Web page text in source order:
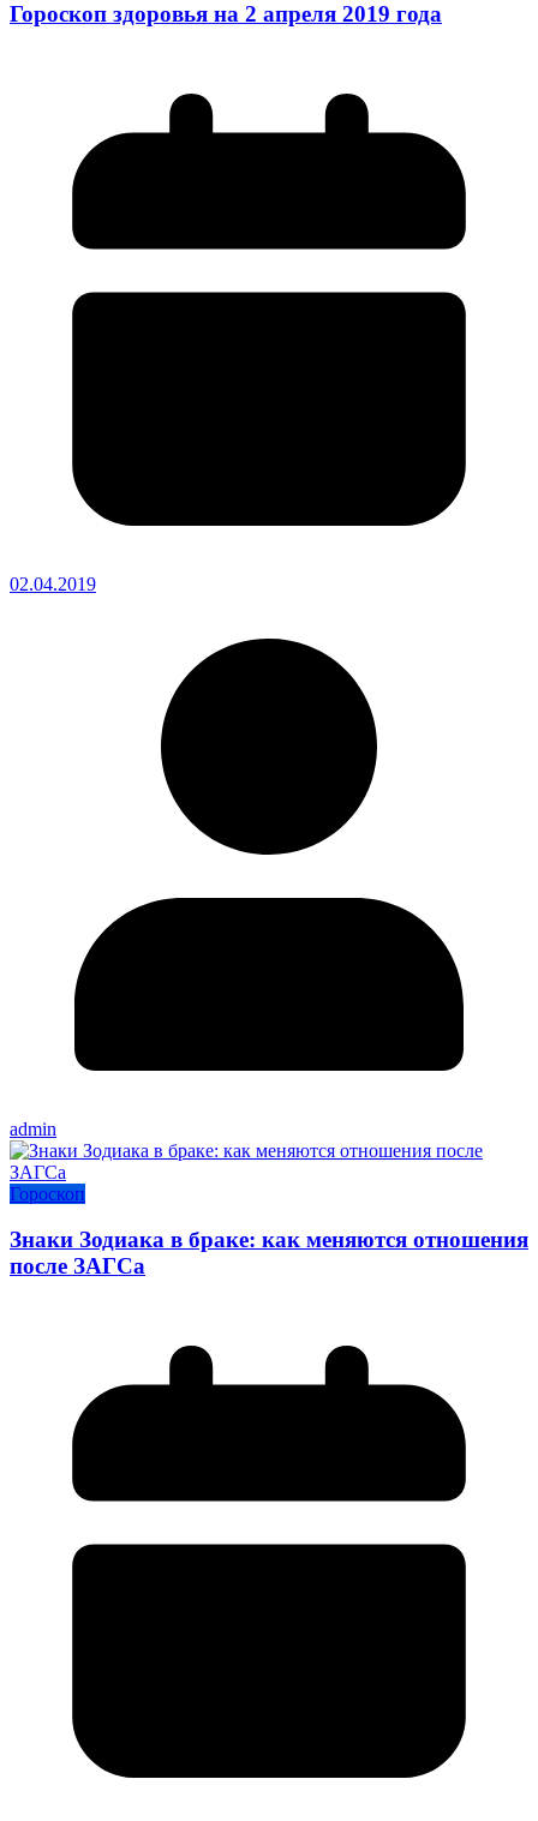
Гороскоп здоровья на 2 апреля 2019 года
02.04.2019
admin
Гороскоп
Знаки Зодиака в браке: как меняются отношения
после ЗАГСа